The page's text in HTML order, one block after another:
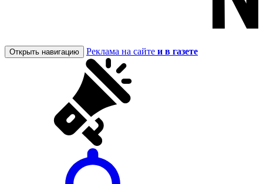
Открыть навигацию Реклама на сайте и в газете